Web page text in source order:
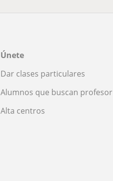
Únete
Dar clases particulares
Alumnos que buscan profesor
Alta centros